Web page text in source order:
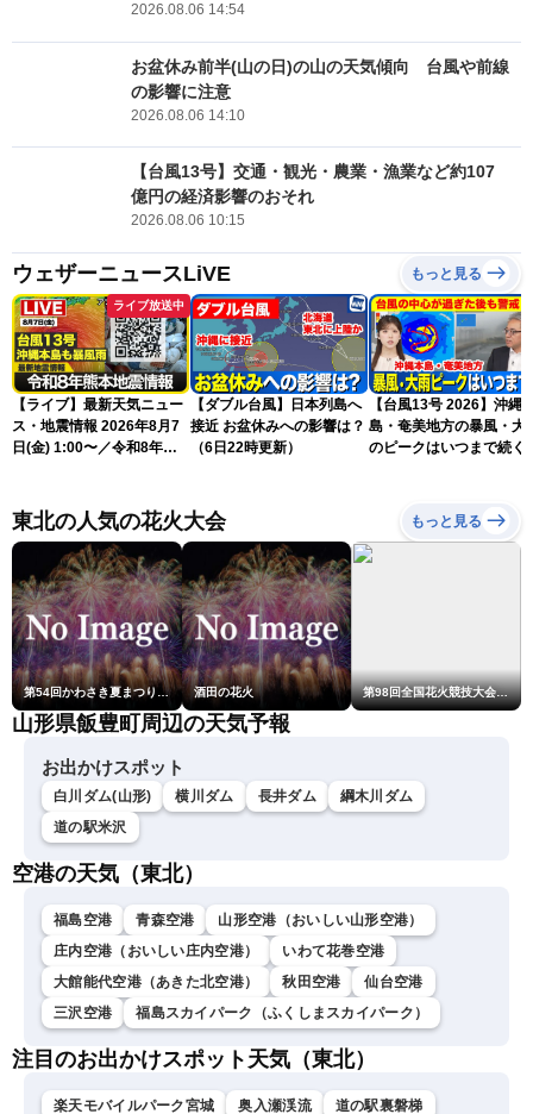
2026.08.06 14:54
お盆休み前半(山の日)の山の天気傾向 台風や前線
の影響に注意
2026.08.06 14:10
【台風13号】交通・観光・農業・漁業など約107
億円の経済影響のおそれ
2026.08.06 10:15
ウェザーニュースLiVE もっと見る
ライブ放送中
【ライブ】最新天気ニュー
ス・地震情報 2026年8月7
日(金) 1:00〜／令和8年熊
スLiVE〉
【ダブル台風】日本列島へ
接近 お盆休みへの影響は？
（6日22時更新）
【台風13号 2026】沖縄
島・奄美地方の暴風・大
のピークはいつまで続く
東北の人気の花火大会 もっと見る
第54回かわさき夏まつり花火大会「おらが自慢のでっかい花火」 酒田の花火 第98回全国花火競技大会「大曲の花火」
山形県飯豊町周辺の天気予報
お出かけスポット
白川ダム(山形) 横川ダム 長井ダム
綱木川ダム
道の駅米沢
空港の天気（東北）
福島空港 青森空港
山形空港（おいしい山形空港）
庄内空港（おいしい庄内空港）
いわて花巻空港
大館能代空港（あきた北空港）
秋田空港
仙台空港
三沢空港
福島スカイパーク（ふくしまスカイパーク）
注目のお出かけスポット天気（東北）
楽天モバイルパーク宮城 奥入瀬渓流 道の駅裏磐梯